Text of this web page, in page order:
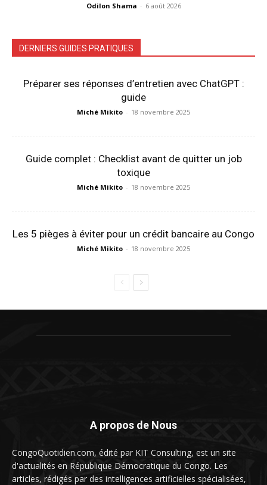
Odilon Shama - 6 août 2026
DERNIERS GUIDES PRATIQUES
Préparer ses réponses d’entretien avec ChatGPT :
guide
Miché Mikito - 18 novembre 2025
Guide complet : Checklist avant de quitter un job
toxique
Miché Mikito - 18 novembre 2025
Les 5 pièges à éviter pour un crédit bancaire au Congo
Miché Mikito - 18 novembre 2025
A propos de Nous
CongoQuotidien.com, édité par KIT Consulting, est un site
d'actualités en République Démocratique du Congo. Les
articles, rédigés par des intelligences artificielles spécialisées,